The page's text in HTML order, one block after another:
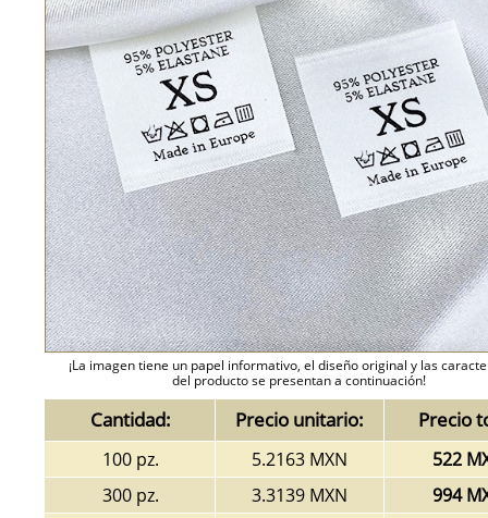
¡La imagen tiene un papel informativo, el diseño original y las
del producto se presentan a continuación!
Cantidad: Precio unitario: Precio
100 pz. 5.2163 MXN
522
300 pz.
3.3139 MXN
994